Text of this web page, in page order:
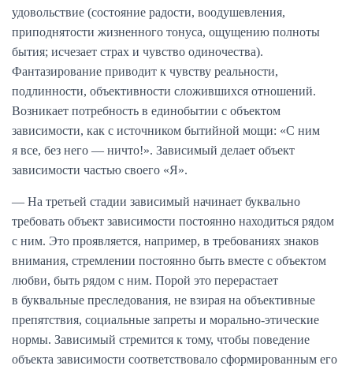
удовольствие (состояние радости, воодушевления,
приподнятости жизненного тонуса, ощущению полноты
бытия; исчезает страх и чувство одиночества).
Фантазирование приводит к чувству реальности,
подлинности, объективности сложившихся отношений.
Возникает потребность в единобытии с объектом
зависимости, как с источником бытийной мощи: «С ним
я все, без него — ничто!». Зависимый делает объект
зависимости частью своего «Я».
— На третьей стадии зависимый начинает буквально
требовать объект зависимости постоянно находиться рядом
с ним. Это проявляется, например, в требованиях знаков
внимания, стремлении постоянно быть вместе с объектом
любви, быть рядом с ним. Порой это перерастает
в буквальные преследования, не взирая на объективные
препятствия, социальные запреты и морально-этические
нормы. Зависимый стремится к тому, чтобы поведение
объекта зависимости соответствовало сформированным его